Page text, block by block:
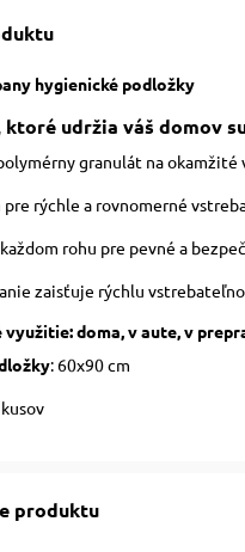
hygienické podložky
ktoré udržia váš domov
granulát na
pre rýchle a rovnomerné
rohu pre pevné a
zaisťuje rýchlu
využitie: doma, v aute, v
: 60x90 cm
produktu